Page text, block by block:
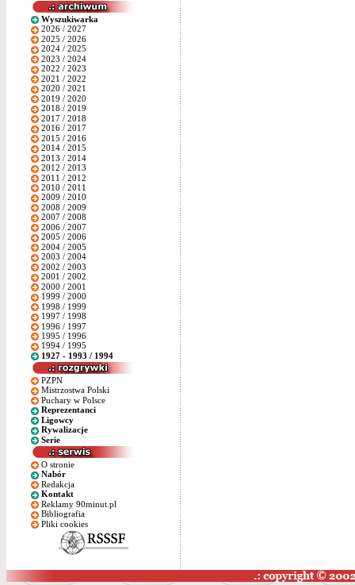
Wyszukiwarka
2026 / 2027
2025 / 2026
2024 / 2025
2023 / 2024
2022 / 2023
2021 / 2022
2020 / 2021
2019 / 2020
2018 / 2019
2017 / 2018
2016 / 2017
2015 / 2016
2014 / 2015
2013 / 2014
2012 / 2013
2011 / 2012
2010 / 2011
2009 / 2010
2008 / 2009
2007 / 2008
2006 / 2007
2005 / 2006
2004 / 2005
2003 / 2004
2002 / 2003
2001 / 2002
2000 / 2001
1999 / 2000
1998 / 1999
1997 / 1998
1996 / 1997
1995 / 1996
1994 / 1995
1927 - 1993 / 1994
PZPN
Mistrzostwa Polski
Puchary w Polsce
Reprezentanci
Ligowcy
Rywalizacje
Serie
O stronie
Nabór
Redakcja
Kontakt
Reklamy 90minut.pl
Bibliografia
Pliki cookies